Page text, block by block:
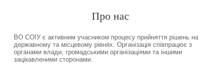
Про нас
ВО СОІУ є активним учасником процесу прийняття рішень на
державному та місцевому рівнях. Організація співпрацює з
органами влади, громадськими організаціями та іншими
зацікавленими сторонами.